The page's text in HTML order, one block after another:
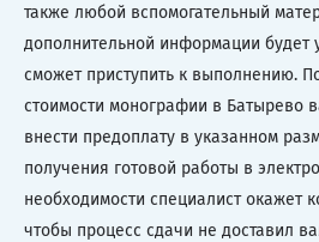
также любой вспомогательный
дополнительной информации будет
сможет приступить к выполнению.
стоимости монографии в Батырево
внести предоплату в указанном
получения готовой работы в
необходимости специалист окажет
чтобы процесс сдачи не доставил